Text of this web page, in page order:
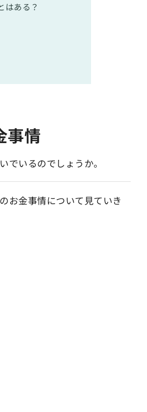
はある？
事情
でいるのでしょうか。
お金事情について見ていき